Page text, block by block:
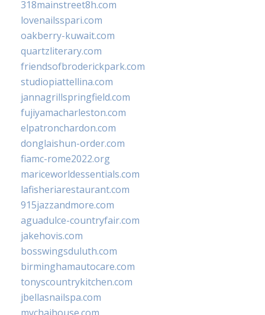
318mainstreet8h.com
lovenailsspari.com
oakberry-kuwait.com
quartzliterary.com
friendsofbroderickpark.com
studiopiattellina.com
jannagrillspringfield.com
fujiyamacharleston.com
elpatronchardon.com
donglaishun-order.com
fiamc-rome2022.org
mariceworldessentials.com
lafisheriarestaurant.com
915jazzandmore.com
aguadulce-countryfair.com
jakehovis.com
bosswingsduluth.com
birminghamautocare.com
tonyscountrykitchen.com
jbellasnailspa.com